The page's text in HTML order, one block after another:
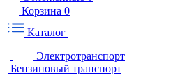
Корзина 0
Каталог
Электротранспорт
Бензиновый транспорт